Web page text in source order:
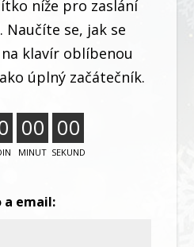
níže pro zaslání
Naučíte se, jak se
klavír oblíbenou
úplný začátečník.
00
MINUT
00
SEKUND
a email: